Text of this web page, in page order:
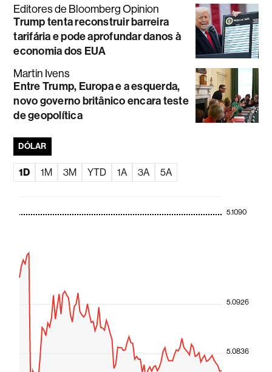
Editores de Bloomberg Opinion
Trump tenta reconstruir barreira
tarifária e pode aprofundar danos à
economia dos EUA
Martin Ivens
Entre Trump, Europa e a esquerda,
novo governo britânico encara teste
de geopolítica
DÓLAR
1D 1M 3M YTD 1A 3A 5A
5.0836
5.0926
5.1090